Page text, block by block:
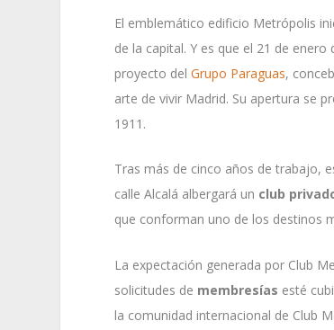
El emblemático edificio Metrópolis
de la capital. Y es que el 21 de
proyecto delGrupo Paraguas,
arte de vivir Madrid. Su apertura se
1911.
Tras más de cinco años de trabajo,
calle Alcalá albergará un club
que conforman uno de los destinos
La expectación generada por Club
solicitudes de membresías esté
la comunidad internacional de Club